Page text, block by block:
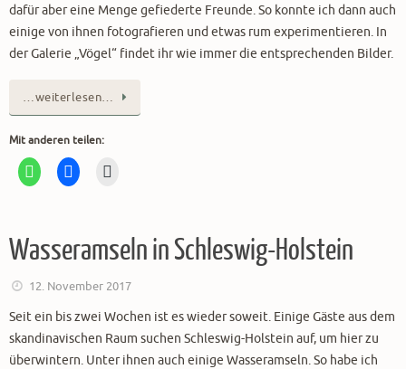
dafür aber eine Menge gefiederte Freunde. So konnte ich dann auch
einige von ihnen fotografieren und etwas rum experimentieren. In
der Galerie „Vögel“ findet ihr wie immer die entsprechenden Bilder.
…weiterlesen…
Mit anderen teilen:
Wasseramseln in Schleswig-Holstein
12. November 2017
Seit ein bis zwei Wochen ist es wieder soweit. Einige Gäste aus dem
skandinavischen Raum suchen Schleswig-Holstein auf, um hier zu
überwintern. Unter ihnen auch einige Wasseramseln. So habe ich